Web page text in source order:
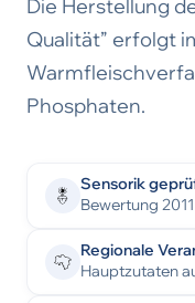
Die Herstellung
Qualität” erfolgt
Phosphaten.
Sensorik
Bewertung 2011
Regionale
Hauptzutaten